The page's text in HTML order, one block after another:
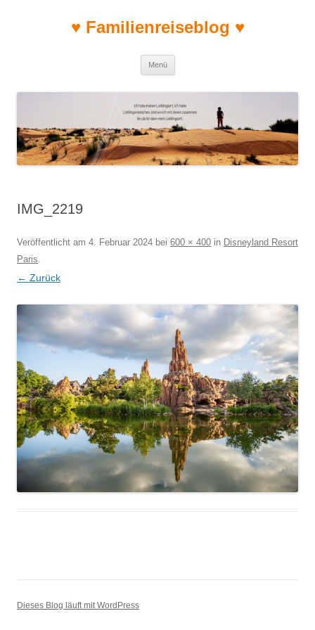
♥ Familienreiseblog ♥
Menü
IMG_2219
Veröffentlicht am 4. Februar 2024 bei 600 × 400 in Disneyland Resort
Paris.
← Zurück
Dieses Blog läuft mit WordPress